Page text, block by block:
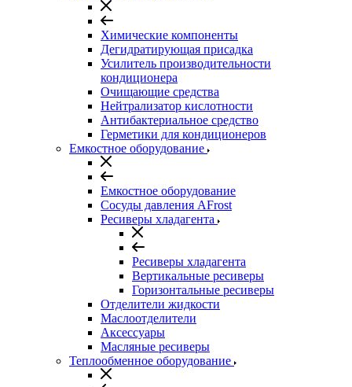
Химические компоненты
Дегидратирующая присадка
Усилитель производительности
кондиционера
Очищающие средства
Нейтрализатор кислотности
Антибактериальное средство
Герметики для кондиционеров
Емкостное оборудование
Емкостное оборудование
Сосуды давления AFrost
Ресиверы хладагента
Ресиверы хладагента
Вертикальные ресиверы
Горизонтальные ресиверы
Отделители жидкости
Маслоотделители
Аксессуары
Масляные ресиверы
Теплообменное оборудование